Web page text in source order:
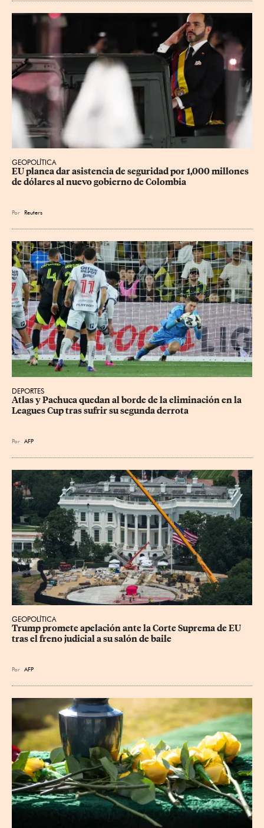
GEOPOLÍTICA
EU planea dar asistencia de seguridad por 1,000 millones
de dólares al nuevo gobierno de Colombia
Por Reuters
DEPORTES
Atlas y Pachuca quedan al borde de la eliminación en la
Leagues Cup tras sufrir su segunda derrota
Por AFP
GEOPOLÍTICA
Trump promete apelación ante la Corte Suprema de EU
tras el freno judicial a su salón de baile
Por AFP